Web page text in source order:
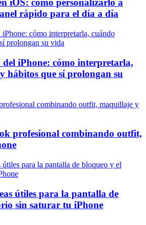
iOS: cómo personalizarlo a
rápido para el día a día
iPhone: cómo interpretarla,
hábitos que sí prolongan su
profesional combinando outfit,
útiles para la pantalla de
sin saturar tu iPhone